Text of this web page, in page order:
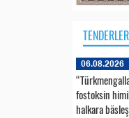
TENDERLER
06.08.2026
fostoksin
halkara